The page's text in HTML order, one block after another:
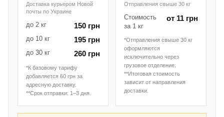
Доставка курьером Новой
почты по Украине
до 2 кг 150 грн
до 10 кг 195 грн
до 30 кг 260 грн
*К базовому тарифу
добавляется 60 грн за
адресную доставку.
**Срок отправки: 1–3 дня.
Отправления свыше 30 кг
Стоимость
за 1 кг
от 11 грн
*Отправления свыше 30 кг
оформляются
исключительно через
грузовое отделение.
**Итоговая стоимость
зависит от направления
доставки.